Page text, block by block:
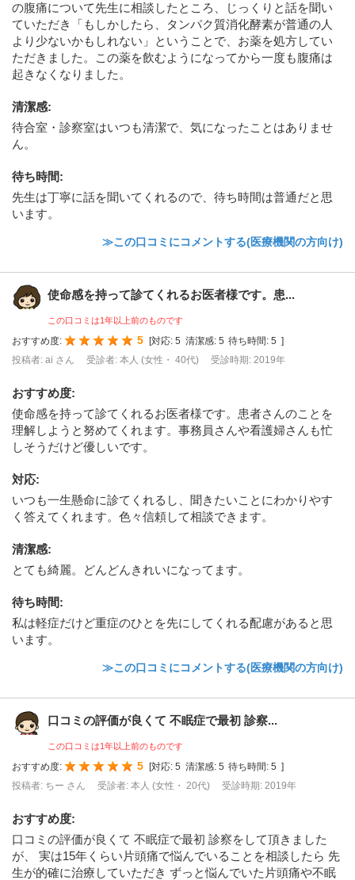
の腹痛について先生に相談したところ、じっくりと話を聞い
ていただき「もしかしたら、タンパク質消化酵素が普通の人
より少ないかもしれない」ということで、お薬を処方してい
ただきました。この薬を飲むようになってから一度も腹痛は
起きなくなりました。
清潔感:
待合室・診察室はいつも清潔で、気になったことはありませ
ん。
待ち時間:
先生は丁寧に話を聞いてくれるので、待ち時間は普通だと思
います。
≫この口コミにコメントする(医療機関の方向け)
使命感を持って診てくれるお医者様です。患...
この口コミは1年以上前のものです
おすすめ度: 5 [対応: 5 清潔感: 5 待ち時間: 5 ]
投稿者: ai さん
受診者: 本人 (女性・ 40代) 受診時期: 2019年
おすすめ度:
使命感を持って診てくれるお医者様です。患者さんのことを
理解しようと努めてくれます。事務員さんや看護婦さんも忙
しそうだけど優しいです。
対応:
いつも一生懸命に診てくれるし、聞きたいことにわかりやす
く答えてくれます。色々信頼して相談できます。
清潔感:
とても綺麗。どんどんきれいになってます。
待ち時間:
私は軽症だけど重症のひとを先にしてくれる配慮があると思
います。
≫この口コミにコメントする(医療機関の方向け)
口コミの評価が良くて 不眠症で最初 診察...
この口コミは1年以上前のものです
おすすめ度: 5 [対応: 5 清潔感: 5 待ち時間: 5 ]
投稿者: ちー さん
受診者: 本人 (女性・ 20代) 受診時期: 2019年
おすすめ度:
口コミの評価が良くて 不眠症で最初 診察をして頂きました
が、 実は15年くらい片頭痛で悩んでいることを相談したら 先
生が的確に治療していただき ずっと悩んでいた片頭痛や不眠